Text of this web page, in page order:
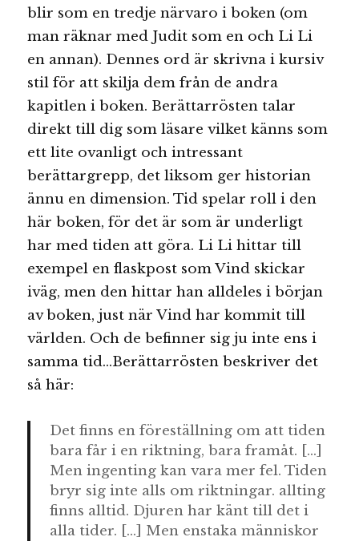
blir som en tredje närvaro i boken (om
man räknar med Judit som en och Li Li
en annan). Dennes ord är skrivna i kursiv
stil för att skilja dem från de andra
kapitlen i boken. Berättarrösten talar
direkt till dig som läsare vilket känns som
ett lite ovanligt och intressant
berättargrepp, det liksom ger historian
ännu en dimension. Tid spelar roll i den
här boken, för det är som är underligt
har med tiden att göra. Li Li hittar till
exempel en flaskpost som Vind skickar
iväg, men den hittar han alldeles i början
av boken, just när Vind har kommit till
världen. Och de befinner sig ju inte ens i
samma tid…Berättarrösten beskriver det
så här:
Det finns en föreställning om att tiden
bara får i en riktning, bara framåt. […]
Men ingenting kan vara mer fel. Tiden
bryr sig inte alls om riktningar. allting
finns alltid. Djuren har känt till det i
alla tider. […] Men enstaka människor